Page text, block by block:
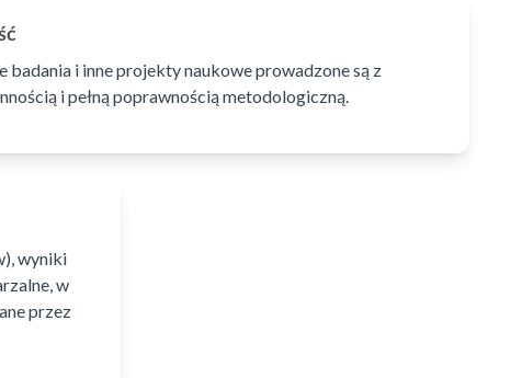
badania i inne projekty naukowe prowadzone są z
i pełną poprawnością metodologiczną.
wyniki
w
przez